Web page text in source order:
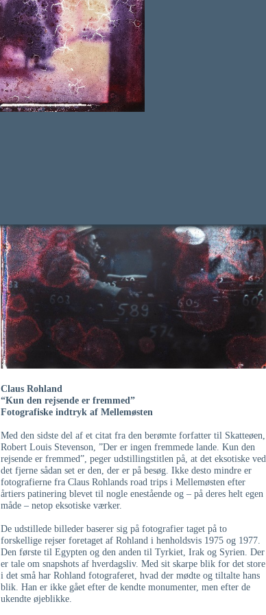
Læs anmeldelsen “Det glemte arkivs orientalske benspænd”
fotohistoriker Tove Thage i Magasinet Kunst, 17. november 2022,
hvor hun bl.a. siger: “her sættes øjnenes oplevelsespotentiale helt fri
på en kemisk-fysisk juvelstrålende eventyrudstilling”.
Kulturinformation.dk har anmeldt udstillingen den 15. november
Claus Rohland
“Kun den rejsende er fremmed”
Fotografiske indtryk af Mellemøsten
Med den sidste del af et citat fra den berømte forfatter til Skatteøen,
Robert Louis Stevenson, ”Der er ingen fremmede lande. Kun den
rejsende er fremmed”, peger udstillingstitlen på, at det eksotiske ved
det fjerne sådan set er den, der er på besøg. Ikke desto mindre er
fotografierne fra Claus Rohlands road trips i Mellemøsten efter
årtiers patinering blevet til nogle enestående og – på deres helt egen
måde – netop eksotiske værker.
De udstillede billeder baserer sig på fotografier taget på to
forskellige rejser foretaget af Rohland i henholdsvis 1975 og 1977.
Den første til Egypten og den anden til Tyrkiet, Irak og Syrien. Der
er tale om snapshots af hverdagsliv. Med sit skarpe blik for det store
i det små har Rohland fotograferet, hvad der mødte og tiltalte hans
blik. Han er ikke gået efter de kendte monumenter, men efter de
ukendte øjeblikke.